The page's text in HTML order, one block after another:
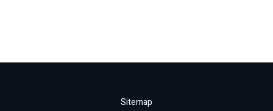
Sitemap